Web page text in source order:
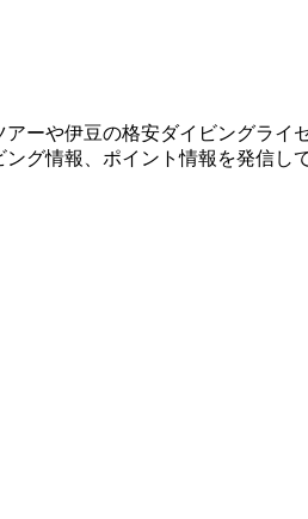
ーや伊豆の格安ダイビングラ
グ情報、ポイント情報を発信し